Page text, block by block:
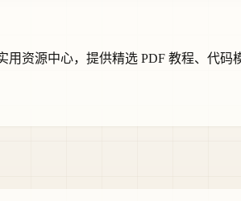
用资源中心，提供精选 PDF 教程、代